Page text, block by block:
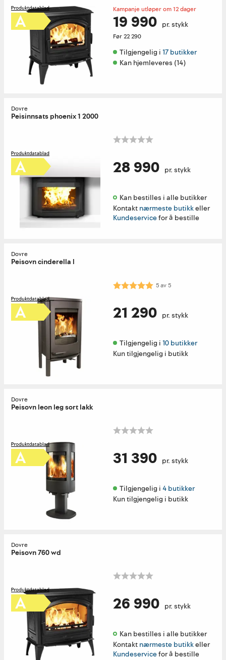
Kampanje utløper om 12 dager
19 990 pr. stykk
Før22 290
Tilgjengelig i 17 butikker
Kan hjemleveres (14)
Dovre
Peisinnsats phoenix 1 2000
28 990 pr. stykk
Kan bestilles i alle butikker
Kontakt nærmeste butikkeller
Kundeservicefor å bestille
Dovre
Peisovn cinderella l
Karakter: 5.0 av 5 mulige
5av5
21 290 pr. stykk
Tilgjengelig i 10 butikker
Kun tilgjengelig i butikk
Dovre
Peisovn leon leg sort lakk
31 390 pr. stykk
Tilgjengelig i 4 butikker
Kun tilgjengelig i butikk
Dovre
Peisovn 760 wd
26 990 pr. stykk
Kan bestilles i alle butikker
Kontakt nærmeste butikkeller
Kundeservicefor å bestille